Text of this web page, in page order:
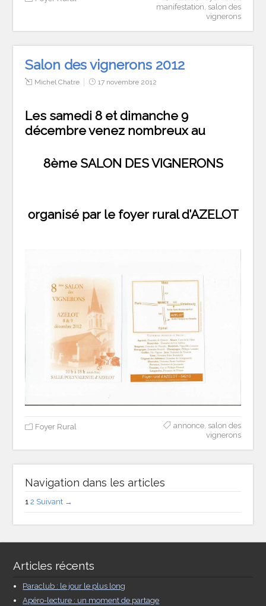
manifestation salon des
vignerons
Salon des vignerons 2012
Michel Chatre 17 novembre 2012
Les samedi 8 et dimanche 9
décembre venez nombreux au
8ème SALON DES VIGNERONS
organisé par le foyer rural d’AZELOT
Foyer Rural annonce, salon des
vignerons
Navigation dans les articles
1 2 Suivant →
Articles récents
Paraclub : le jour le plus long
Apéro-lecture : un moment de partage